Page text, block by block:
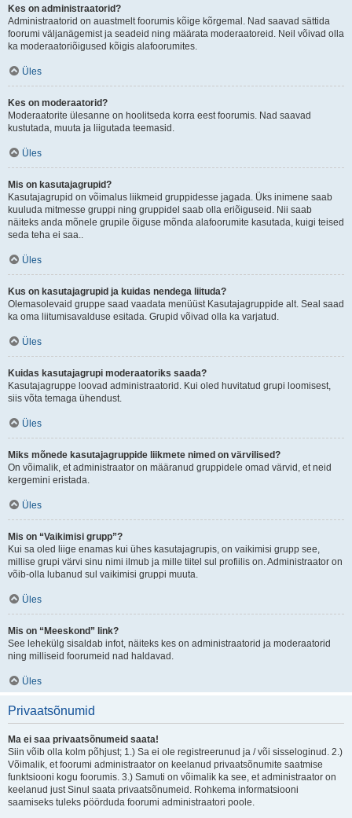
Kes on administraatorid?
Administraatorid on auastmelt foorumis kõige kõrgemal. Nad saavad sättida
foorumi väljanägemist ja seadeid ning määrata moderaatoreid. Neil võivad olla
ka moderaatoriõigused kõigis alafoorumites.
Üles
Kes on moderaatorid?
Moderaatorite ülesanne on hoolitseda korra eest foorumis. Nad saavad
kustutada, muuta ja liigutada teemasid.
Üles
Mis on kasutajagrupid?
Kasutajagrupid on võimalus liikmeid gruppidesse jagada. Üks inimene saab
kuuluda mitmesse gruppi ning gruppidel saab olla eriõiguseid. Nii saab
näiteks anda mõnele grupile õiguse mõnda alafoorumite kasutada, kuigi teised
seda teha ei saa..
Üles
Kus on kasutajagrupid ja kuidas nendega liituda?
Olemasolevaid gruppe saad vaadata menüüst Kasutajagruppide alt. Seal saad
ka oma liitumisavalduse esitada. Grupid võivad olla ka varjatud.
Üles
Kuidas kasutajagrupi moderaatoriks saada?
Kasutajagruppe loovad administraatorid. Kui oled huvitatud grupi loomisest,
siis võta temaga ühendust.
Üles
Miks mõnede kasutajagruppide liikmete nimed on värvilised?
On võimalik, et administraator on määranud gruppidele omad värvid, et neid
kergemini eristada.
Üles
Mis on “Vaikimisi grupp”?
Kui sa oled liige enamas kui ühes kasutajagrupis, on vaikimisi grupp see,
millise grupi värvi sinu nimi ilmub ja mille tiitel sul profiilis on. Administraator on
võib-olla lubanud sul vaikimisi gruppi muuta.
Üles
Mis on “Meeskond” link?
See lehekülg sisaldab infot, näiteks kes on administraatorid ja moderaatorid
ning milliseid foorumeid nad haldavad.
Üles
Privaatsõnumid
Ma ei saa privaatsõnumeid saata!
Siin võib olla kolm põhjust; 1.) Sa ei ole registreerunud ja / või sisseloginud. 2.)
Võimalik, et foorumi administraator on keelanud privaatsõnumite saatmise
funktsiooni kogu foorumis. 3.) Samuti on võimalik ka see, et administraator on
keelanud just Sinul saata privaatsõnumeid. Rohkema informatsiooni
saamiseks tuleks pöörduda foorumi administraatori poole.